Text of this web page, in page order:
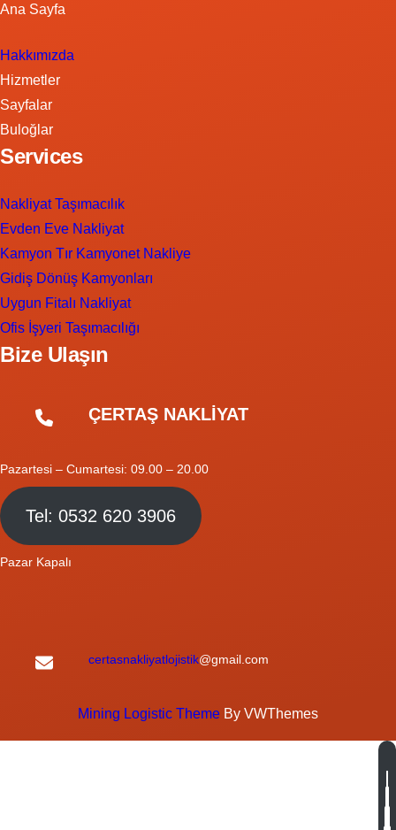
Ana Sayfa
Hakkımızda
Hizmetler
Sayfalar
Buloğlar
Services
Nakliyat Taşımacılık
Evden Eve Nakliyat
Kamyon Tır Kamyonet Nakliye
Gidiş Dönüş Kamyonları
Uygun Fitalı Nakliyat
Ofis İşyeri Taşımacılığı
Bize Ulaşın
ÇERTAŞ NAKLİYAT
Pazartesi – Cumartesi: 09.00 – 20.00
Tel: 0532 620 3906
Pazar Kapalı
certasnakliyatlojistik@gmail.com
Mining Logistic Theme By VWThemes